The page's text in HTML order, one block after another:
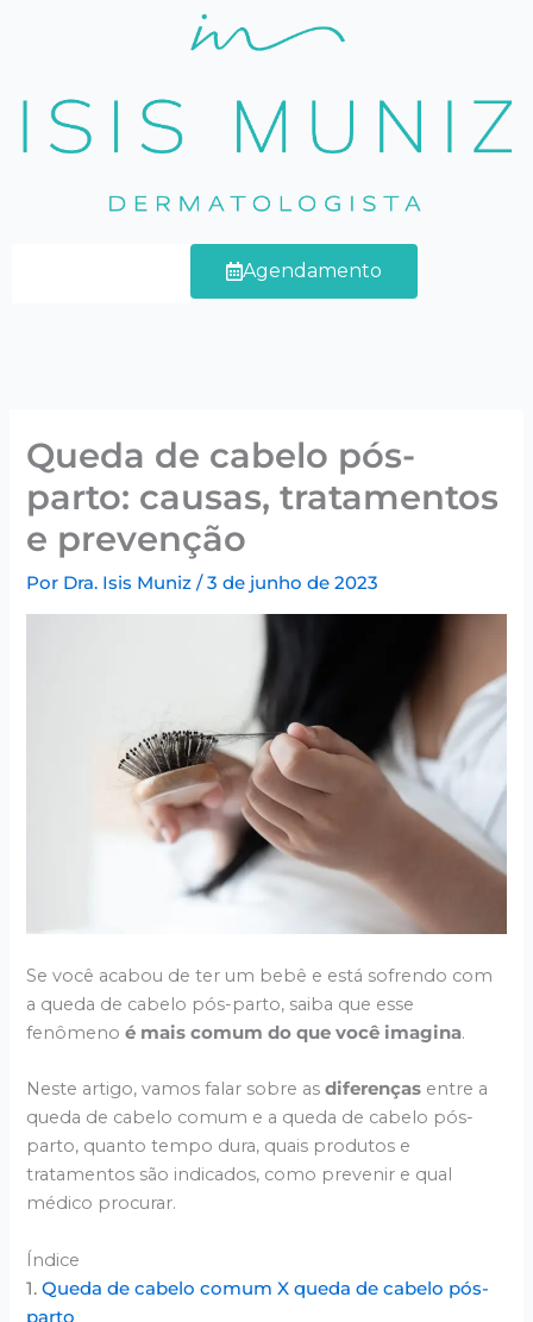
conteúdo
Agendamento
Queda de cabelo pós-
parto: causas, tratamentos
e prevenção
Por Dra. Isis Muniz/3 de junho de 2023
Se você acabou de ter um bebê e está sofrendo com
a queda de cabelo pós-parto, saiba que esse
fenômeno é mais comum do que você imagina.
Neste artigo, vamos falar sobre asdiferenças entre a
queda de cabelo comum e a queda de cabelo pós-
parto, quanto tempo dura, quais produtos e
tratamentos são indicados, como prevenir e qual
médico procurar.
Índice
1.Queda de cabelo comum X queda de cabelo pós-
parto